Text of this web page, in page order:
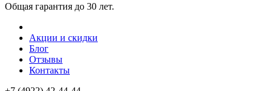
Общая гарантия до 30 лет.
Акции и скидки
Блог
Отзывы
Контакты